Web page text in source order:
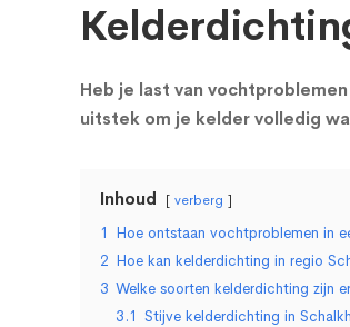
Heb je last van
uitstek om je kelder volledig
Inhoud verberg
1 Hoe ontstaan vochtproblemen in
2 Hoe kan kelderdichting in regio
3 Welke soorten kelderdichting zijn
3.1 Stijve kelderdichting in